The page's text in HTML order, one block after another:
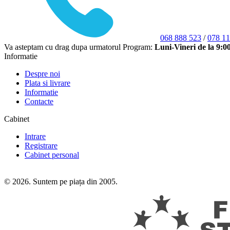
068 888 523 /078
Va asteptam cu drag dupa urmatorul Program: Luni-Vineri de la
Informatie
Despre noi
Plata si livrare
Informatie
Contacte
Cabinet
Intrare
Registrare
Cabinet personal
© 2026. Suntem pe piața din 2005.